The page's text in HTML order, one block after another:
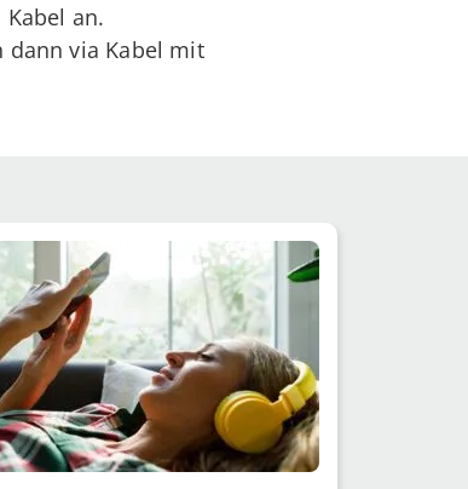
an.
dann via Kabel mit